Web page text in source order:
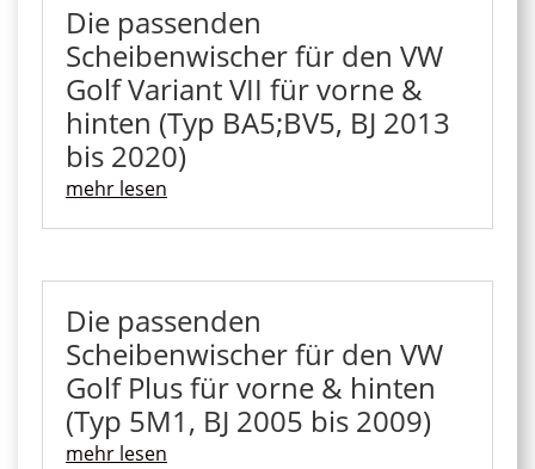
Die passenden
Scheibenwischer für den VW
Golf Variant VII für vorne &
hinten (Typ BA5;BV5, BJ 2013
bis 2020)
mehr lesen
Die passenden
Scheibenwischer für den VW
Golf Plus für vorne & hinten
(Typ 5M1, BJ 2005 bis 2009)
mehr lesen